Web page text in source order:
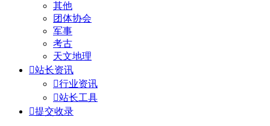
其他
团体协会
军事
考古
天文地理
站长资讯
行业资讯
站长工具
提交收录